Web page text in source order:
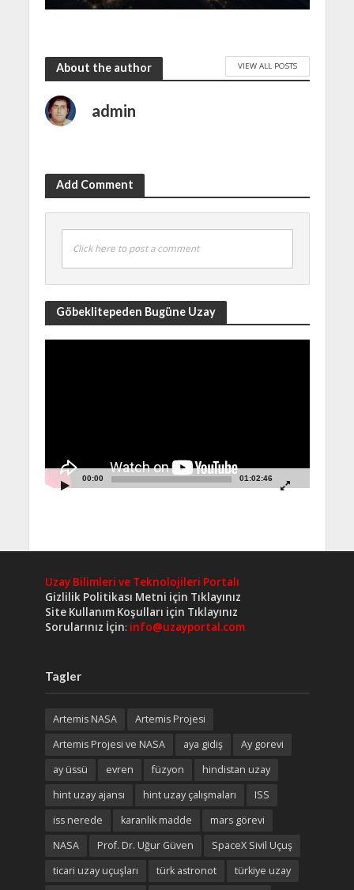
About the author VIEW ALL POSTS
admin
Add Comment
Click here to post a comment
Göbeklitepeden Bugüne Uzay
00:00 01:02:46
Uzay Bilimleri ve Teknolojileri Portalı
Gizlilik Politikası Metni için Tıklayınız
Site Kullanım Koşulları için Tıklayınız
Sorularınız İçin: info@uzayportal.com
Tagler
Artemis NASA
Artemis Projesi
Artemis Projesi ve NASA
aya gidiş
Ay gorevi
ay üssü
evren füzyon
hindistan uzay
hint uzay ajansı
hint uzay çalışmaları
ISS
iss nerede
karanlık madde
mars görevi
NASA
Prof. Dr. Uğur Güven
SpaceX Sivil Uçuş
ticari uzay uçuşları
türk astronot
türkiye uzay